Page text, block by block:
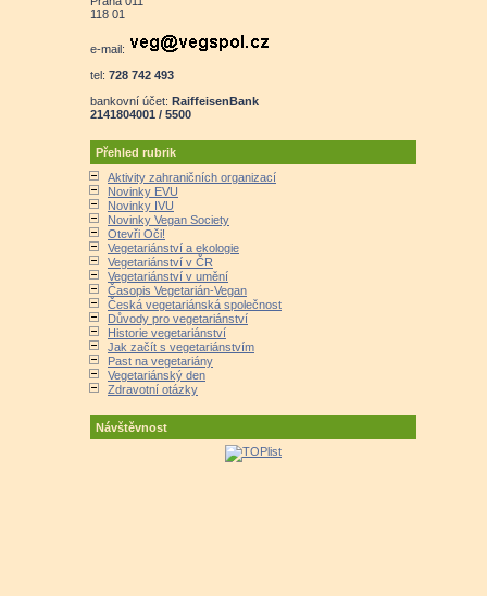
118 01
e-mail:
tel: 728 742 493
bankovní účet: RaiffeisenBank
2141804001 / 5500
Přehled rubrik
Aktivity zahraničních organizací
Novinky EVU
Novinky IVU
Novinky Vegan Society
Otevři Oči!
Vegetariánství a ekologie
Vegetariánství v ČR
Vegetariánství v umění
Časopis Vegetarián-Vegan
Česká vegetariánská společnost
Důvody pro vegetariánství
Historie vegetariánství
Jak začít s vegetariánstvím
Past na vegetariány
Vegetariánský den
Zdravotní otázky
Návštěvnost